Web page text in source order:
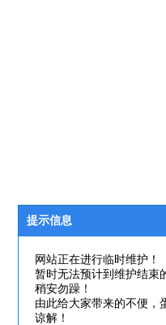
提示信息
网站正在进行临时维护！
暂时无法预计到维护结束
稍安勿躁！
由此给大家带来的不便，
谅解！